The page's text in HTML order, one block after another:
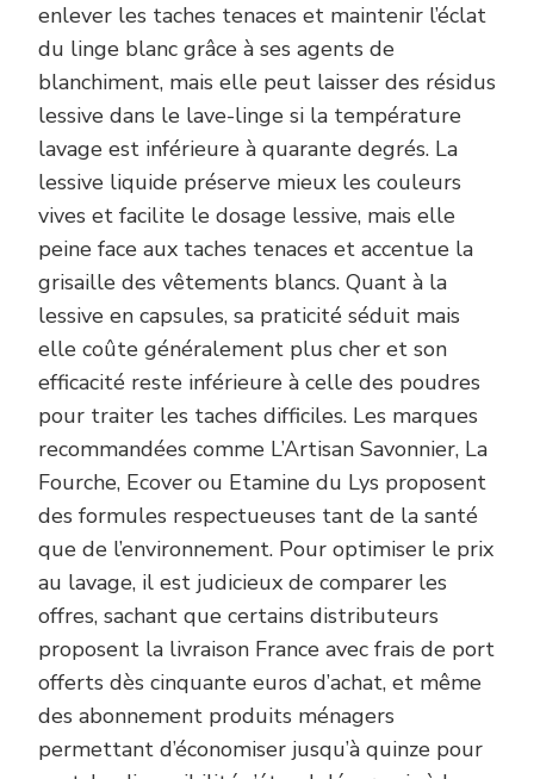
enlever les taches tenaces et maintenir l’éclat
du linge blanc grâce à ses agents de
blanchiment, mais elle peut laisser des résidus
lessive dans le lave-linge si la température
lavage est inférieure à quarante degrés. La
lessive liquide préserve mieux les couleurs
vives et facilite le dosage lessive, mais elle
peine face aux taches tenaces et accentue la
grisaille des vêtements blancs. Quant à la
lessive en capsules, sa praticité séduit mais
elle coûte généralement plus cher et son
efficacité reste inférieure à celle des poudres
pour traiter les taches difficiles. Les marques
recommandées comme L’Artisan Savonnier, La
Fourche, Ecover ou Etamine du Lys proposent
des formules respectueuses tant de la santé
que de l’environnement. Pour optimiser le prix
au lavage, il est judicieux de comparer les
offres, sachant que certains distributeurs
proposent la livraison France avec frais de port
offerts dès cinquante euros d’achat, et même
des abonnement produits ménagers
permettant d’économiser jusqu’à quinze pour